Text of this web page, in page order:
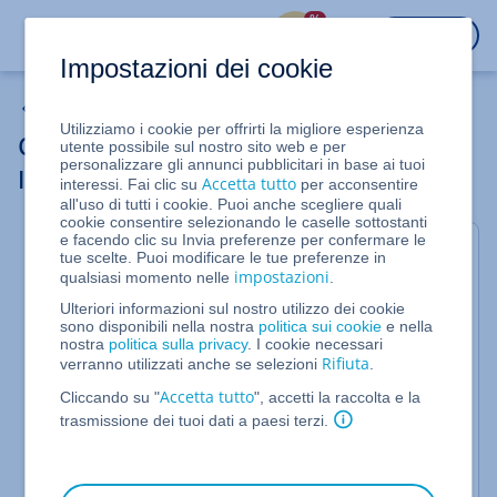
%
Controllo di sicurezza per le password
IONOS
Quando crei o modifichi una password, il controllo
di sicurezza verifica automaticamente se questa
soddisfa tutti irequisiti per una password sicura
Queste pagine e prodotti supportano il controllo
di sicurezza:
Password cliente
Impostazioni dei cookie
Utilizziamo i cookie per offrirti la migliore esperienza
utente possibile sul nostro sito web e per
personalizzare gli annunci pubblicitari in base ai tuoi
interessi. Fai clic suAccetta tutto per acconsentire
all'uso di tutti i cookie. Puoi anche scegliere quali
cookie consentire selezionando le caselle sottostanti
e facendo clic su Invia preferenze per confermare le
tue scelte. Puoi modificare le tue preferenze in
qualsiasi momento nelle impostazioni
Ulteriori informazioni sul nostro utilizzo dei cookie
sono disponibili nella nostra politica sui cookie e nella
nostra politica sulla privacy. I cookie necessari
verranno utilizzati anche se selezioni Rifiuta
Cliccando su "Accetta tutto", accetti la raccolta e la
trasmissione dei tuoi dati a paesi terzi.